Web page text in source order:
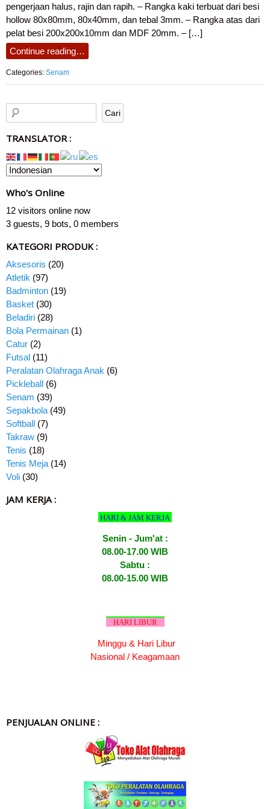
pengerjaan halus, rajin dan rapih. – Rangka kaki terbuat dari besi
hollow 80x80mm, 80x40mm, dan tebal 3mm. – Rangka atas dari
pelat besi 200x200x10mm dan MDF 20mm. – […]
Continue reading…
Categories: Senam
TRANSLATOR :
Who's Online
12 visitors online now
3 guests, 9 bots, 0 members
KATEGORI PRODUK :
Aksesoris (20)
Atletik (97)
Badminton (19)
Basket (30)
Beladiri (28)
Bola Permainan (1)
Catur (2)
Futsal (11)
Peralatan Olahraga Anak (6)
Pickleball (6)
Senam (39)
Sepakbola (49)
Softball (7)
Takraw (9)
Tenis (18)
Tenis Meja (14)
Voli (30)
JAM KERJA :
HARI & JAM KERJA
Senin - Jum'at :
08.00-17.00 WIB
Sabtu :
08.00-15.00 WIB
HARI LIBUR
Minggu & Hari Libur
Nasional / Keagamaan
PENJUALAN ONLINE :